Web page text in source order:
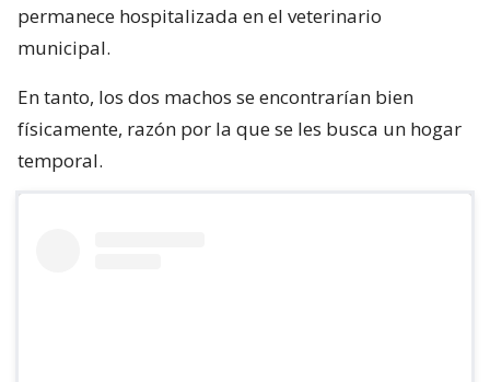
permanece hospitalizada en el veterinario
municipal.
En tanto, los dos machos se encontrarían bien
físicamente, razón por la que se les busca un hogar
temporal.